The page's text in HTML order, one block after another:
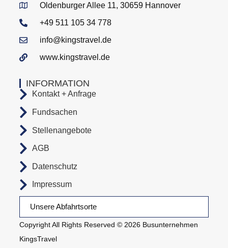
Copyright All Rights Reserved © 2026 Busunternehmen
KingsTravel
Unsere Abfahrtsorte
INFORMATION
Kontakt + Anfrage
Fundsachen
Stellenangebote
AGB
Datenschutz
Impressum
Oldenburger Allee 11, 30659 Hannover
+49 511 105 34 778
info@kingstravel.de
www.kingstravel.de